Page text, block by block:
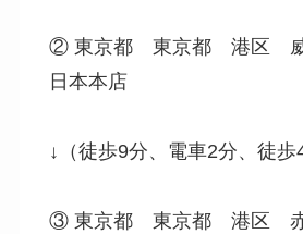
② 東京都 東京都 港区 威
日本本店
↓（徒歩9分、電車2分、徒歩4
③ 東京都 東京都 港区 赤